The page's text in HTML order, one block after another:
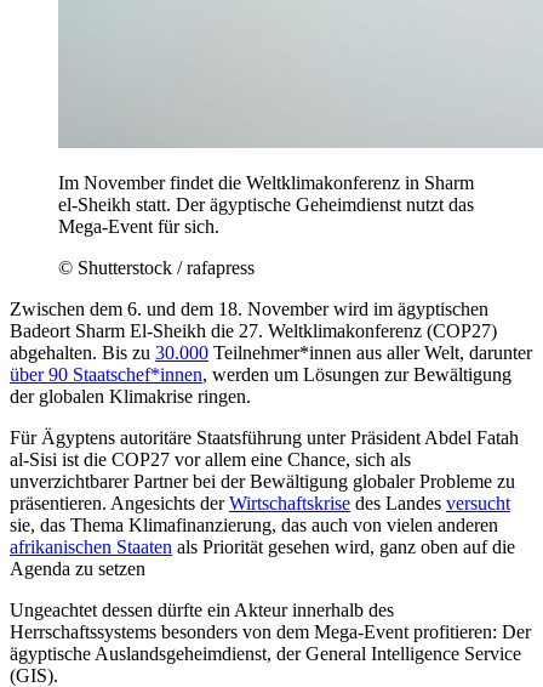
Im November findet die Weltklimakonferenz in Sharm
el-Sheikh statt. Der ägyptische Geheimdienst nutzt das
Mega-Event für sich.
© Shutterstock / rafapress
Zwischen dem 6. und dem 18. November wird im ägyptischen
Badeort Sharm El-Sheikh die 27. Weltklimakonferenz (COP27)
abgehalten. Bis zu 30.000 Teilnehmer*innen aus aller Welt, darunter
über 90 Staatschef*innen, werden um Lösungen zur Bewältigung
der globalen Klimakrise ringen.
Für Ägyptens autoritäre Staatsführung unter Präsident Abdel Fatah
al-Sisi ist die COP27 vor allem eine Chance, sich als
unverzichtbarer Partner bei der Bewältigung globaler Probleme zu
präsentieren. Angesichts derWirtschaftskrise des Landes versucht
sie, das Thema Klimafinanzierung, das auch von vielen anderen
afrikanischen Staaten als Priorität gesehen wird, ganz oben auf die
Agenda zu setzen
Ungeachtet dessen dürfte ein Akteur innerhalb des
Herrschaftssystems besonders von dem Mega-Event profitieren: Der
ägyptische Auslandsgeheimdienst, der General Intelligence Service
(GIS).